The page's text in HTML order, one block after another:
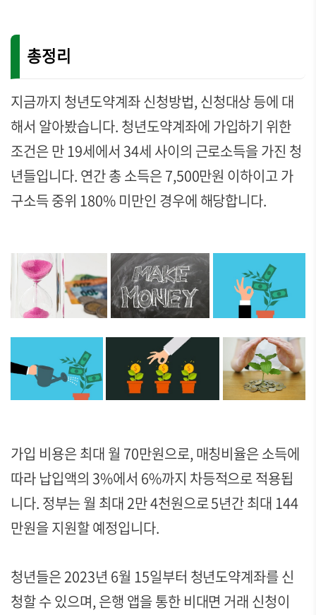
총정리
지금까지 청년도약계좌 신청방법, 신청대상 등에 대
해서 알아봤습니다. 청년도약계좌에 가입하기 위한
조건은 만 19세에서 34세 사이의 근로소득을 가진 청
년들입니다. 연간 총 소득은 7,500만원 이하이고 가
구소득 중위 180% 미만인 경우에 해당합니다.
가입 비용은 최대 월 70만원으로, 매칭비율은 소득에
따라 납입액의 3%에서 6%까지 차등적으로 적용됩
니다. 정부는 월 최대 2만 4천원으로 5년간 최대 144
만원을 지원할 예정입니다.
청년들은 2023년 6월 15일부터 청년도약계좌를 신
청할 수 있으며, 은행 앱을 통한 비대면 거래 신청이